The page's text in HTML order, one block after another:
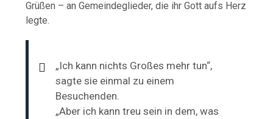
Grüßen – an Gemeindeglieder, die ihr Gott aufs Herz
legte.
„Ich kann nichts Großes mehr tun“,
sagte sie einmal zu einem
Besuchenden.
„Aber ich kann treu sein in dem, was